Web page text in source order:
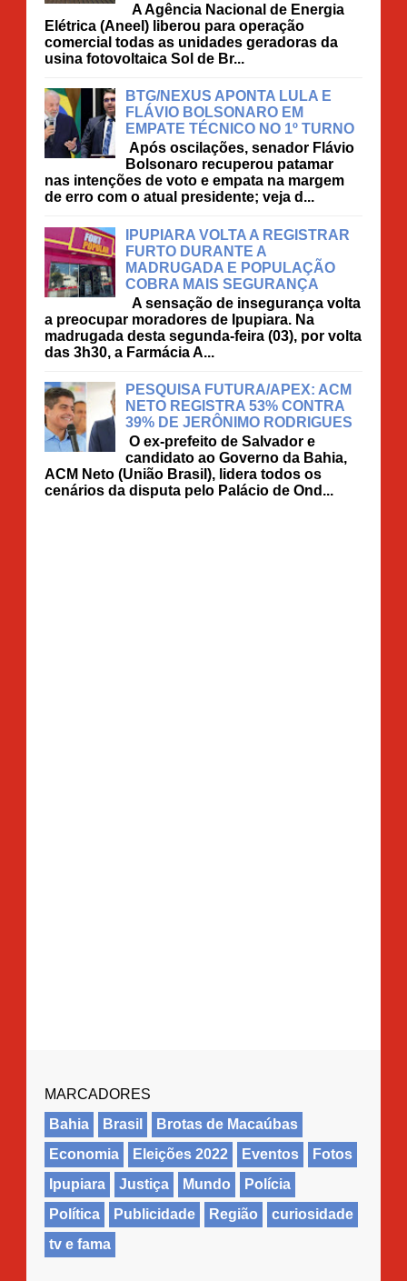
A Agência Nacional de Energia
Elétrica (Aneel) liberou para operação
comercial todas as unidades geradoras da
usina fotovoltaica Sol de Br...
BTG/NEXUS APONTA LULA E
FLÁVIO BOLSONARO EM
EMPATE TÉCNICO NO 1º TURNO
Após oscilações, senador Flávio
Bolsonaro recuperou patamar
nas intenções de voto e empata na margem
de erro com o atual presidente; veja d...
IPUPIARA VOLTA A REGISTRAR
FURTO DURANTE A
MADRUGADA E POPULAÇÃO
COBRA MAIS SEGURANÇA
A sensação de insegurança volta
a preocupar moradores de Ipupiara. Na
madrugada desta segunda-feira (03), por volta
das 3h30, a Farmácia A...
PESQUISA FUTURA/APEX: ACM
NETO REGISTRA 53% CONTRA
39% DE JERÔNIMO RODRIGUES
O ex-prefeito de Salvador e
candidato ao Governo da Bahia,
ACM Neto (União Brasil), lidera todos os
cenários da disputa pelo Palácio de Ond...
MARCADORES
Bahia
Brasil
Brotas de Macaúbas
Economia
Eleições 2022 Eventos
Fotos
Ipupiara
Justiça Mundo
Polícia
Política
Publicidade Região
curiosidade
tv e fama